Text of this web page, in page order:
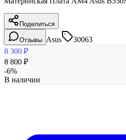
Поделиться
Отзывы Asus
30063
8 300 ₽
8 800 ₽
-6%
В наличии